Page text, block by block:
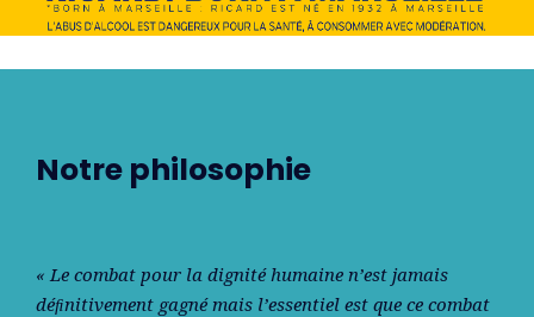
Notre philosophie
« Le combat pour la dignité humaine n’est jamais
déﬁnitivement gagné mais l’essentiel est que ce combat